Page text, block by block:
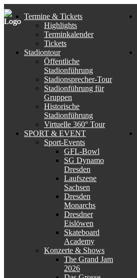
Termine & Tickets
Highlights
Terminkalender
Tickets
Stadiontour
Öffentliche
Stadionführung
Stadionsprecher-Tour
Stadionführung für
Gruppen
Historische
Stadionführung
Virtuelle 360° Tour
SPORT & EVENT
Sport-Events
GFL-Bowl
SG Dynamo
Dresden
Laufszene
Sachsen
Dresden
Monarchs
Dresdner
Eislöwen
Skateboard
Academy
Konzerte & Shows
The Grand Jam
2026